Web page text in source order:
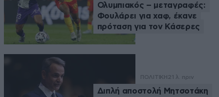
Ολυμπιακός – μεταγραφές:
Φουλάρει για χαφ, έκανε
πρόταση για τον Κάσερες
ΠΟΛΙΤΙΚΗ21 λ. πριν
Διπλή αποστολή Μητσοτάκη